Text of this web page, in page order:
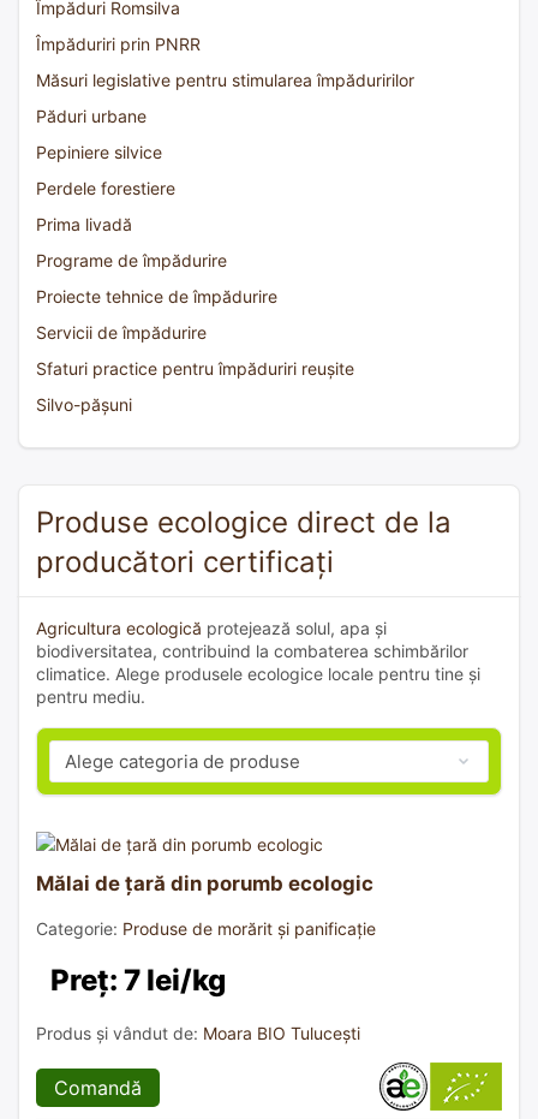
Împăduri Romsilva
Împăduriri prin PNRR
Măsuri legislative pentru stimularea împăduririlor
Păduri urbane
Pepiniere silvice
Perdele forestiere
Prima livadă
Programe de împădurire
Proiecte tehnice de împădurire
Servicii de împădurire
Sfaturi practice pentru împăduriri reușite
Silvo-pășuni
Produse ecologice direct de la
producători certificați
Agricultura ecologică protejează solul, apa și
biodiversitatea, contribuind la combaterea schimbărilor
climatice. Alege produsele ecologice locale pentru tine și
pentru mediu.
Mălai de țară din porumb ecologic
Categorie: Produse de morărit și panificație
Preț: 7 lei/kg
Produs și vândut de: Moara BIO Tulucești
Comandă